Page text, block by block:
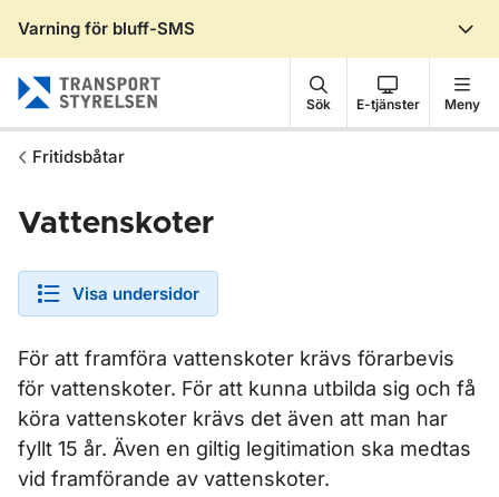
Varning för bluff-SMS
Sök E-tjänster Meny
Fritidsbåtar
Vattenskoter
Visa undersidor
För att framföra vattenskoter krävs förarbevis
för vattenskoter. För att kunna utbilda sig och få
köra vattenskoter krävs det även att man har
fyllt 15 år. Även en giltig legitimation ska medtas
vid framförande av vattenskoter.